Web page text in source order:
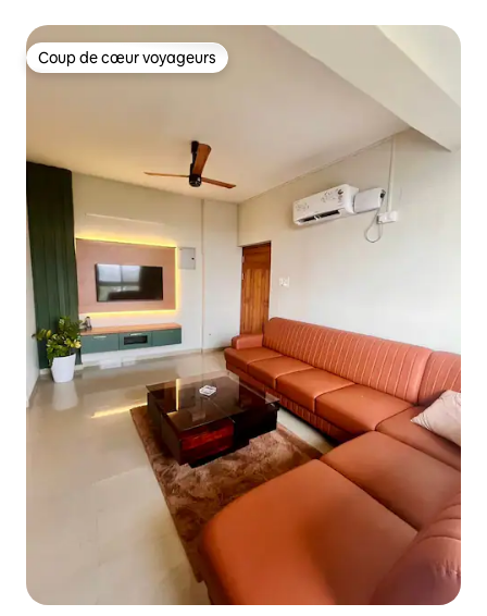
Coup de cœur voyageurs
Coup de cœur voyageurs